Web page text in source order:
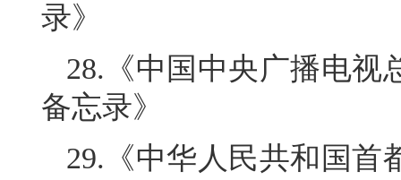
录》
28.《中国中央广播电视
备忘录》
29.《中华人民共和国首